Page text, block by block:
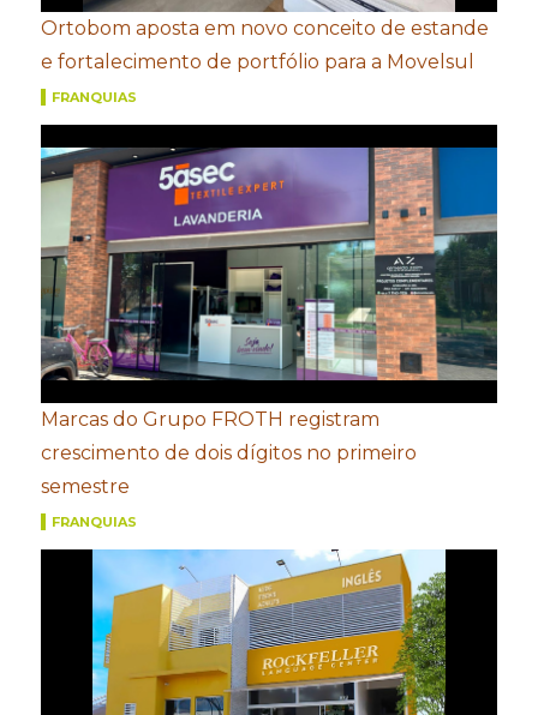
Ortobom aposta em novo conceito de estande
e fortalecimento de portfólio para a Movelsul
FRANQUIAS
Marcas do Grupo FROTH registram
crescimento de dois dígitos no primeiro
semestre
FRANQUIAS